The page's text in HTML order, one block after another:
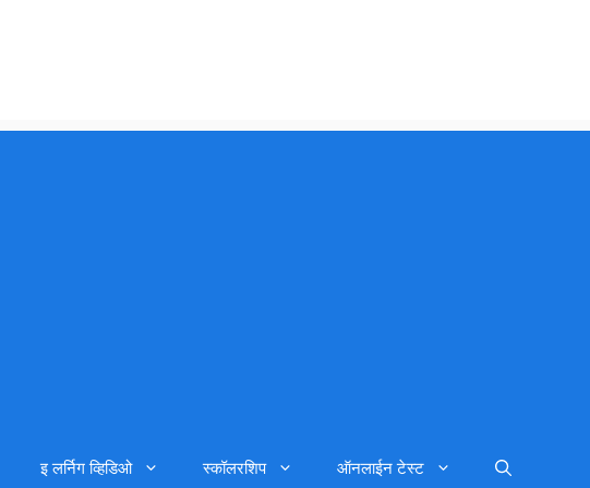
इ लर्निग व्हिडिओ स्कॉलरशिप ऑनलाईन टेस्ट